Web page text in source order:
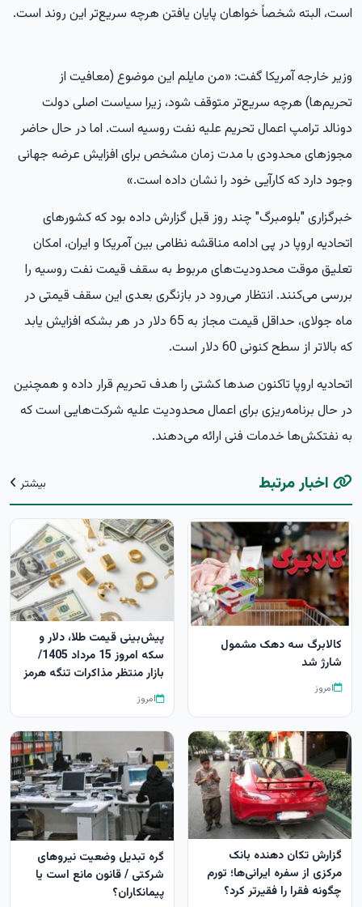
است، البته شخصاً خواهان پایان یافتن هرچه سریع‌تر این روند است.
وزیر خارجه آمریکا گفت: «من مایلم این موضوع (معافیت از
تحریم‌ها) هرچه سریع‌تر متوقف شود، زیرا سیاست اصلی دولت
دونالد ترامپ اعمال تحریم علیه نفت روسیه است. اما در حال حاضر
مجوزهای محدودی با مدت زمان مشخص برای افزایش عرضه جهانی
وجود دارد که کارآیی خود را نشان داده است.»
خبرگزاری "بلومبرگ" چند روز قبل گزارش داده بود که کشورهای
اتحادیه اروپا در پی ادامه مناقشه نظامی بین آمریکا و ایران، امکان
تعلیق موقت محدودیت‌های مربوط به سقف قیمت نفت روسیه را
بررسی می‌کنند. انتظار می‌رود در بازنگری بعدی این سقف قیمتی در
ماه جولای، حداقل قیمت مجاز به 65 دلار در هر بشکه افزایش یابد
که بالاتر از سطح کنونی 60 دلار است.
اتحادیه اروپا تاکنون صدها کشتی را هدف تحریم قرار داده و همچنین
در حال برنامه‌ریزی برای اعمال محدودیت علیه شرکت‌هایی است که
به نفتکش‌ها خدمات فنی ارائه می‌دهند.
اخبار مرتبط بیشتر
کالابرگ سه دهک مشمول
شارژ شد
امروز
پیش‌بینی قیمت طلا، دلار و
سکه امروز 15 مرداد 1405/
بازار منتظر مذاکرات تنگه هرمز
امروز
گزارش تکان‌ دهنده بانک
مرکزی از سفره ایرانی‌ها؛ تورم
چگونه فقرا را فقیرتر کرد؟
گره تبدیل وضعیت نیروهای
شرکتی / قانون مانع است یا
پیمانکاران؟